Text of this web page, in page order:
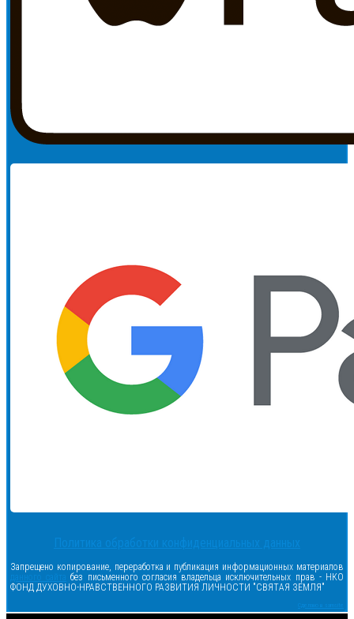
Политика обработки конфиденциальных данных
Запрещено копирование, переработка и публикация информационных материалов
данного сайта без письменного согласия владельца исключительных прав - НКО
ФОНД ДУХОВНО-НРАВСТВЕННОГО РАЗВИТИЯ ЛИЧНОСТИ "СВЯТАЯ ЗЕМЛЯ"
Сделано в samsite